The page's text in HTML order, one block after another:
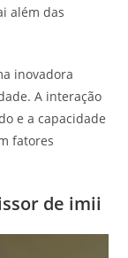
além das
inovadora
A interação
e a capacidade
fatores
de imii